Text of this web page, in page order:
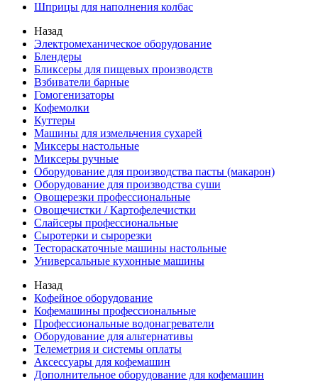
Шприцы для наполнения колбас
Назад
Электромеханическое оборудование
Блендеры
Бликсеры для пищевых производств
Взбиватели барные
Гомогенизаторы
Кофемолки
Куттеры
Машины для измельчения сухарей
Миксеры настольные
Миксеры ручные
Оборудование для производства пасты (макарон)
Оборудование для производства суши
Овощерезки профессиональные
Овощечистки / Картофелечистки
Слайсеры профессиональные
Сыротерки и сырорезки
Тестораскаточные машины настольные
Универсальные кухонные машины
Назад
Кофейное оборудование
Кофемашины профессиональные
Профессиональные водонагреватели
Оборудование для альтернативы
Телеметрия и системы оплаты
Аксессуары для кофемашин
Дополнительное оборудование для кофемашин